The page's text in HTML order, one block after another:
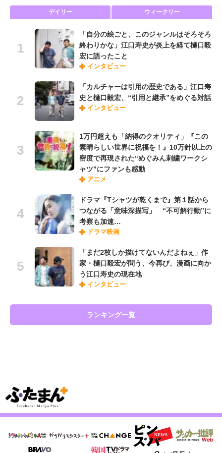
デイリー ウィークリー
「自分の絵ごと、このジャンルはそろそろ
終わりかな」江口寿史が炎上を経て樋口毅
宏に語ったこと
インタビュー
「カルチャーは引用の歴史である」江口寿
史と樋口毅宏、“引用と継承”をめぐる対話
インタビュー
1万円超えも「納得のクオリティ」『この
素晴らしい世界に祝福を！』10万針以上の
密度で再現された“めぐみん刺繍ワークシ
ャツ”にファンも感動
アニメ
ドラマ『Tシャツが乾くまで』第１話から
つながる「意味深描写」 “不可解行動”に
考察も加速…
ドラマ映画
「まだ2枚しか描けてないんだよねぇ」作
家・樋口毅宏が問う、今再び、漫画に向か
う江口寿史の現在地
インタビュー
ランキング一覧